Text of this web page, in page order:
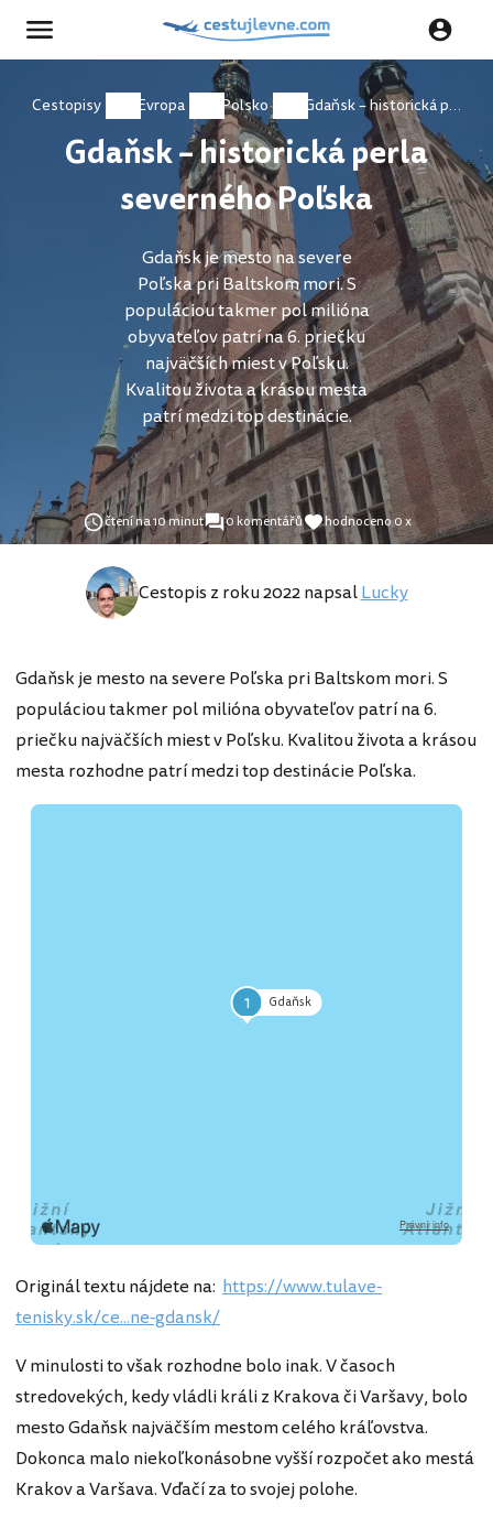
Cestopisy Evropa Polsko Gdaňsk – historická perla severného Poľska
Gdaňsk – historická perla
severného Poľska
Gdaňsk je mesto na severe
Poľska pri Baltskom mori. S
populáciou takmer pol milióna
obyvateľov patrí na 6. priečku
najväčších miest v Poľsku.
Kvalitou života a krásou mesta
patrí medzi top destinácie.
čtení na 10 minut 0 komentářů hodnoceno 0 x
Cestopis z roku 2022 napsalLucky
Gdaňsk je mesto na severe Poľska pri Baltskom mori. S
populáciou takmer pol milióna obyvateľov patrí na 6.
priečku najväčších miest v Poľsku. Kvalitou života a krásou
mesta rozhodne patrí medzi top destinácie Poľska.
1 Gdaňsk
Originál textu nájdete na: https://www.tulave-
tenisky.sk/ce...ne-gdansk/
V minulosti to však rozhodne bolo inak. V časoch
stredovekých, kedy vládli králi z Krakova či Varšavy, bolo
mesto Gdaňsk najväčším mestom celého kráľovstva.
Dokonca malo niekoľkonásobne vyšší rozpočet ako mestá
Krakov a Varšava. Vďačí za to svojej polohe.